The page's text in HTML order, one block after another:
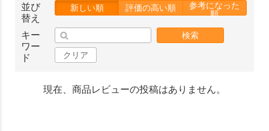
並び
替え
新しい順 評価の高い順
参考になった
順
キー
ワー
ド
検索
クリア
現在、商品レビューの投稿はありません。